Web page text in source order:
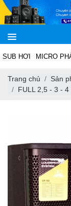
SUB HƠI MICRO
Trang chủ Sản
FULL 2,5 - 3 - 4